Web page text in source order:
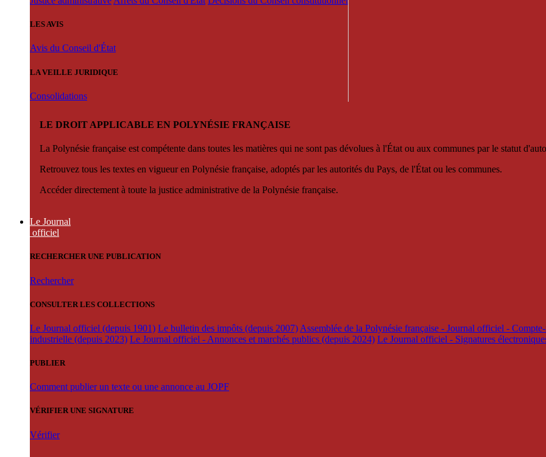
LES AVIS
Avis du Conseil d'État
LA VEILLE JURIDIQUE
Consolidations
LE DROIT APPLICABLE EN POLYNÉSIE FRANÇAISE
La Polynésie française est compétente dans toutes les matières qui ne sont pas dévolues à l'État ou aux communes par le statut
Retrouvez tous les textes en vigueur en Polynésie française, adoptés par les autorités du Pays, de l'État ou les communes.
Accéder directement à toute la justice administrative de la Polynésie française.
Le Journal
officiel
RECHERCHER UNE PUBLICATION
Rechercher
CONSULTER LES COLLECTIONS
Le Journal officiel (depuis 1901) Le bulletin des impôts (depuis 2007) Assemblée de la Polynésie française - Journal officiel -
industrielle (depuis 2023) Le Journal officiel - Annonces et marchés publics (depuis 2024) Le Journal officiel - Signatures
PUBLIER
Comment publier un texte ou une annonce au JOPF
VÉRIFIER UNE SIGNATURE
Vérifier